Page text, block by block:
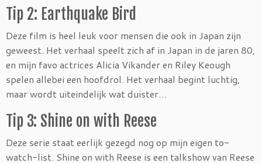
Tip 2: Earthquake Bird
Deze film is heel leuk voor mensen die ook in Japan zijn
geweest. Het verhaal speelt zich af in Japan in de jaren 80,
en mijn favo actrices Alicia Vikander en Riley Keough
spelen allebei een hoofdrol. Het verhaal begint luchtig,
maar wordt uiteindelijk wat duister…
Tip 3: Shine on with Reese
Deze serie staat eerlijk gezegd nog op mijn eigen to-
watch-list. Shine on with Reese is een talkshow van Reese